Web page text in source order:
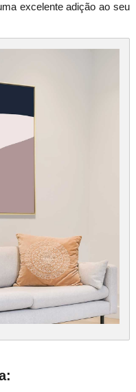
excelente adição ao seu